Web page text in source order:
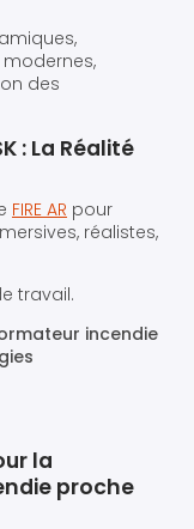
modernes,
des
: La Réalité
FIRE AR pour
réalistes,
travail.
incendie
la
proche